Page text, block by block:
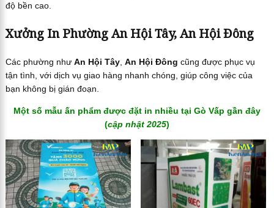
độ bền cao.
Xưởng In Phường An Hội Tây, An Hội Đông
Các phường như An Hội Tây, An Hội Đông cũng được phục vụ
tận tình, với dịch vụ giao hàng nhanh chóng, giúp công việc của
bạn không bị gián đoạn.
Một số mẫu ấn phẩm được đặt in nhiều tại Gò Vấp gần đây
(cập nhật 2025)